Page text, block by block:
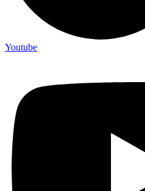
Youtube